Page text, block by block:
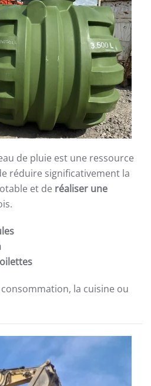
de pluie est une ressource
réduire significativement la
et de réaliser une
la cuisine ou